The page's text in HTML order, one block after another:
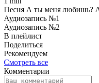
Песня А ты меня любишь?
Аудиозапись №1
Аудиозапись №2
В плейлист
Поделиться
Рекомендуем
Смотреть все
Комментарии